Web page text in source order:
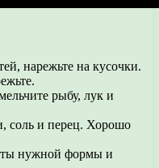
нарежьте на кусочки.
рыбу, лук и
соль и перец. Хорошо
нужной формы и